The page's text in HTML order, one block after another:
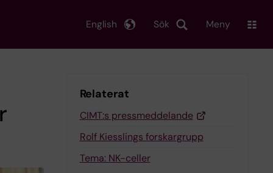
Sök
English Meny
Relaterat
CIMT:s pressmeddelande
Rolf Kiesslings forskargrupp
Tema: NK-celler